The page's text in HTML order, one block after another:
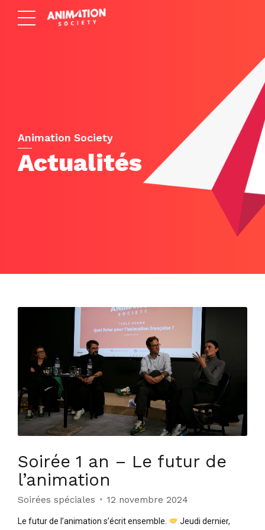
Animation Society
Actualités
Soirée 1 an – Le futur de
l’animation
Soirées spéciales 12 novembre 2024
Le futur de l’animation s’écrit ensemble. Jeudi dernier,